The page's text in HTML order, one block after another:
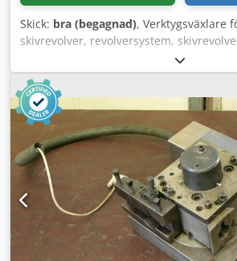
Skick: bra (begagnad), Verktygsväxlare
skivrevolver, revolversystem,
Tillverkare: Sauter, verktygsväxlare typ
vertikal-svarv Scherer VDZ 80 DS -
0.5.901.012 för max 12 verktyg -
1FK7063-2AC74-1SB0 -Enskilda
Dcodpfx Aevyg Eujl Rek -Mått: 560/450/